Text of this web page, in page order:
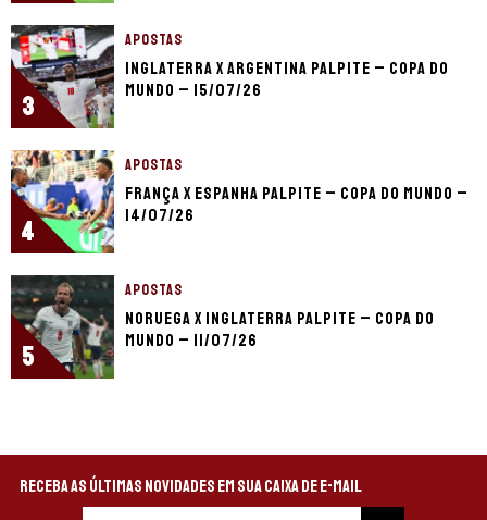
3
APOSTAS
Inglaterra x Argentina palpite – Copa do
Mundo – 15/07/26
4
APOSTAS
França x Espanha palpite – Copa do Mundo –
14/07/26
5
APOSTAS
Noruega x Inglaterra palpite – Copa do
Mundo – 11/07/26
Receba as últimas novidades em sua caixa de e-mail